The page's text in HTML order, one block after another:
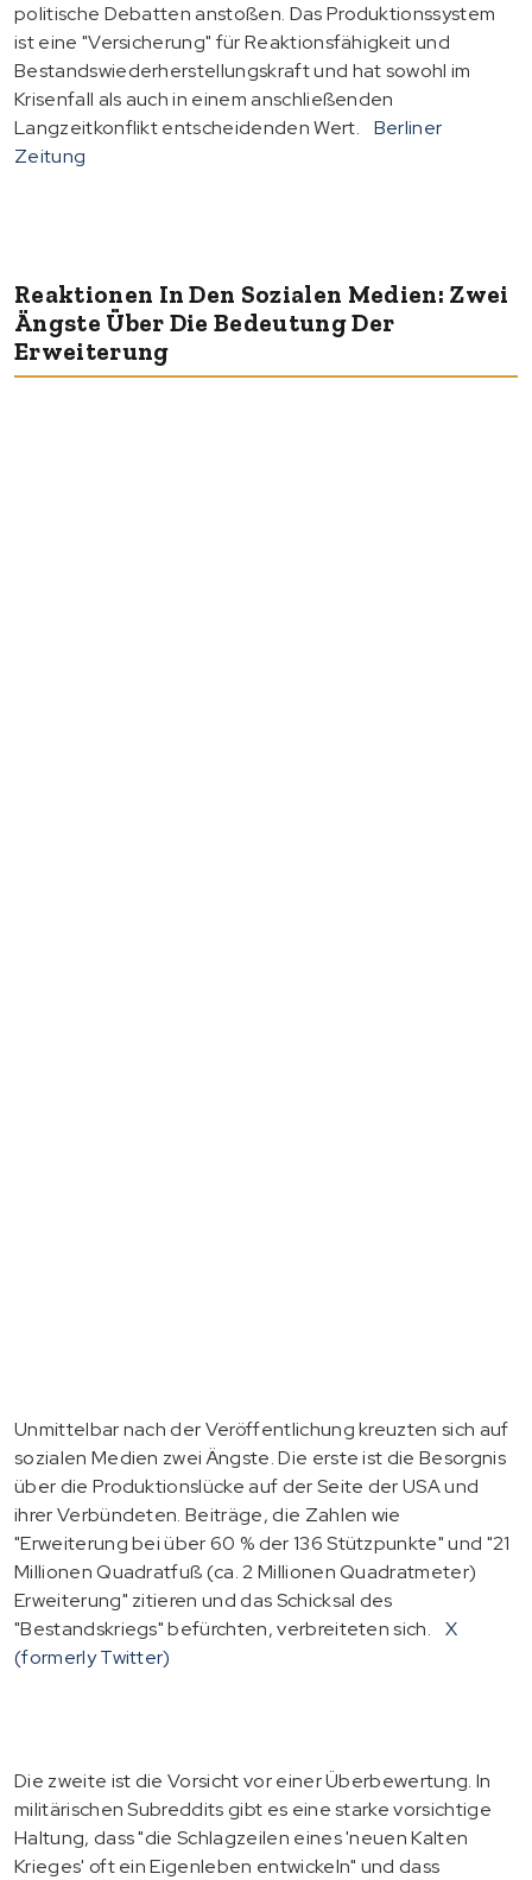
politische Debatten anstoßen. Das Produktionssystem
ist eine "Versicherung" für Reaktionsfähigkeit und
Bestandswiederherstellungskraft und hat sowohl im
Krisenfall als auch in einem anschließenden
Langzeitkonflikt entscheidenden Wert.
Berliner
Zeitung
Reaktionen In Den Sozialen Medien: Zwei
Ängste Über Die Bedeutung Der
Erweiterung
Unmittelbar nach der Veröffentlichung kreuzten sich auf
sozialen Medien zwei Ängste. Die erste ist die Besorgnis
über die Produktionslücke auf der Seite der USA und
ihrer Verbündeten. Beiträge, die Zahlen wie
"Erweiterung bei über 60 % der 136 Stützpunkte" und "21
Millionen Quadratfuß (ca. 2 Millionen Quadratmeter)
Erweiterung" zitieren und das Schicksal des
"Bestandskriegs" befürchten, verbreiteten sich.
X
(formerly Twitter)
Die zweite ist die Vorsicht vor einer Überbewertung. In
militärischen Subreddits gibt es eine starke vorsichtige
Haltung, dass "die Schlagzeilen eines 'neuen Kalten
Krieges' oft ein Eigenleben entwickeln" und dass